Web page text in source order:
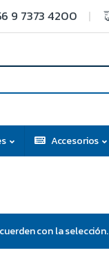
9 7373 4200
Accesorios
con la selección.